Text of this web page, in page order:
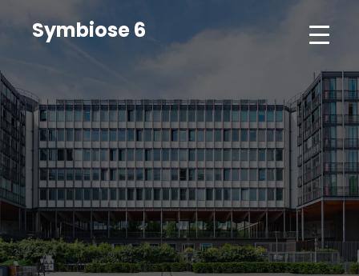
Symbiose 6